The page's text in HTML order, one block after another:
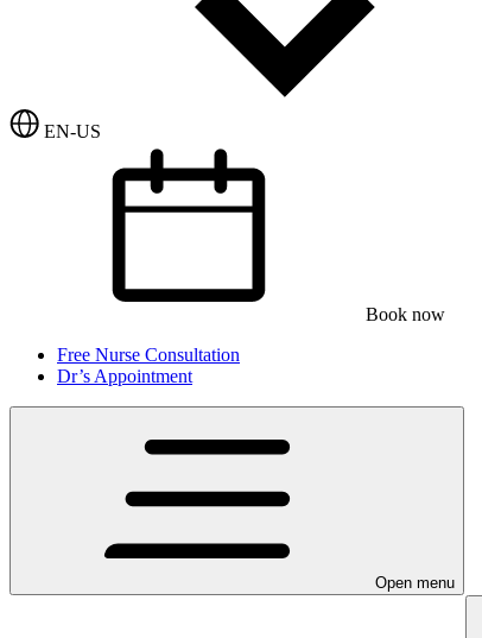
EN-US
Book now
Free Nurse Consultation
Dr’s Appointment
Open menu